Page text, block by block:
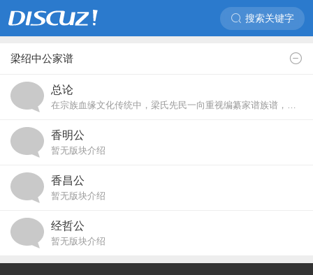
搜索关键字
梁绍中公家谱
总论
在宗族血缘文化传统中，梁氏先民一向重视编纂家谱族谱，用家谱族谱以辨别血缘亲疏和人伦秩序，维护亲亲尊尊的伦理纲常。族规族训、家规家训则是族群规制和和谐族群生活的基础。
香明公
暂无版块介绍
香昌公
暂无版块介绍
经哲公
暂无版块介绍